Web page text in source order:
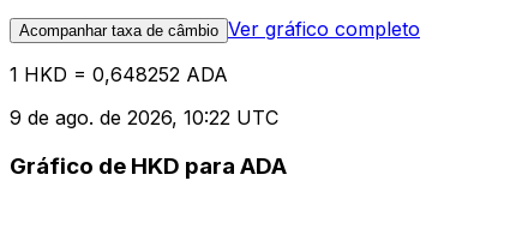
Acompanhar taxa de câmbio Ver gráfico completo
1 HKD = 0,648252 ADA
9 de ago. de 2026, 10:22 UTC
Gráfico de HKD para ADA